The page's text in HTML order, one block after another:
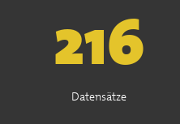
221
Datensätze